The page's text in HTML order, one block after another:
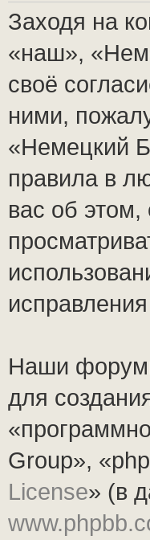
Заходя на
«наш»,
своё
ними,
«Немецкий
правила в
вас об
Наши
для
Group»,
License» (в